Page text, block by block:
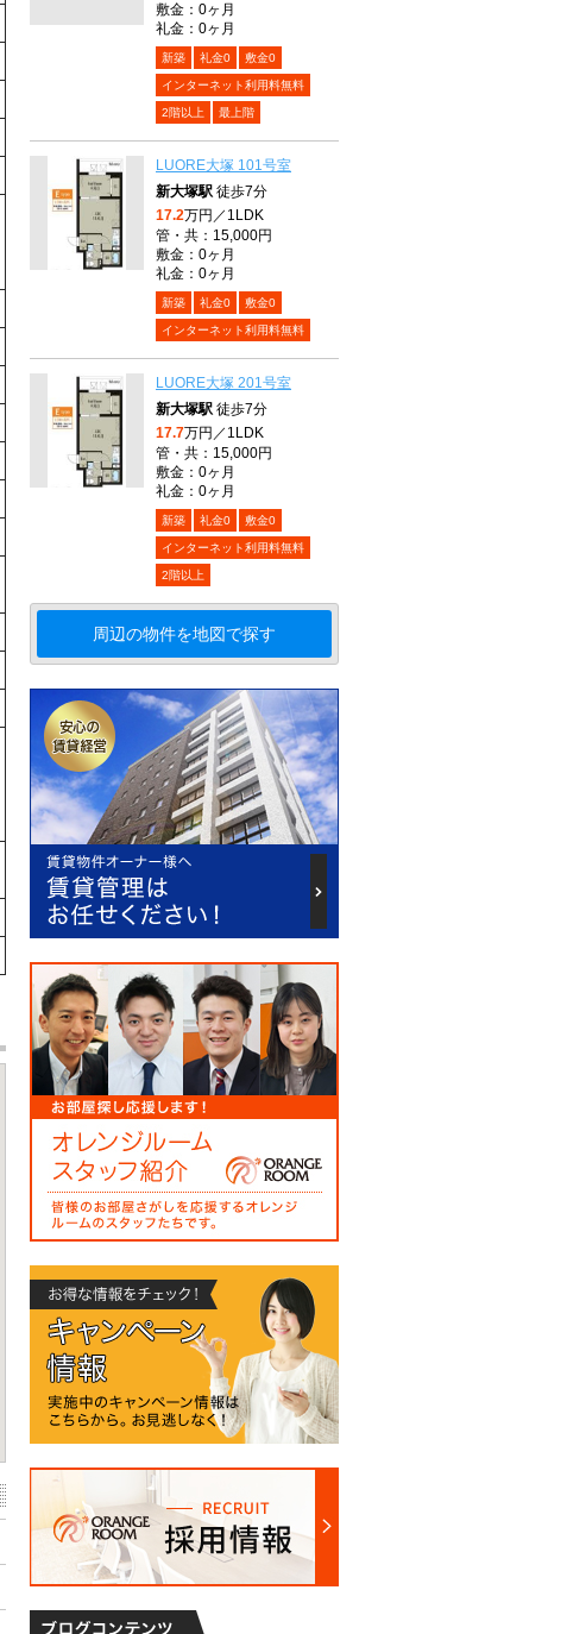
敷金：0ヶ月
礼金：0ヶ月
新築 礼金0 敷金0
インターネット利用料無料
2階以上 最上階
LUORE大塚 101号室
新大塚駅 徒歩7分
17.2万円／1LDK
管・共：15,000円
敷金：0ヶ月
礼金：0ヶ月
新築 礼金0 敷金0
インターネット利用料無料
LUORE大塚 201号室
新大塚駅 徒歩7分
17.7万円／1LDK
管・共：15,000円
敷金：0ヶ月
礼金：0ヶ月
新築 礼金0 敷金0
インターネット利用料無料
2階以上
周辺の物件を地図で探す